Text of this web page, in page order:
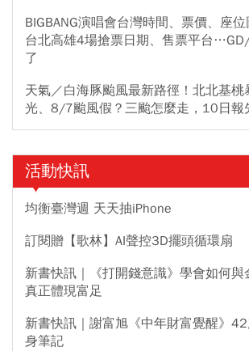
BIGBANG演唱會台灣時間、票價、座
台北高雄4場搶票日期、售票平台
了
天氣／白海豚颱風最新路徑！北北基桃
光、8/7颱風假？三颱怎麼走，10日報
活動快訊
均衡臺灣週 天天抽iPhone
訂閱贈【歌林】AI聲控3D擺頭循環扇
新書快訊｜《打開錢意識》學會如何與
真正體現富足
新書快訊｜謝富旭《中年財富覺醒》
身筆記